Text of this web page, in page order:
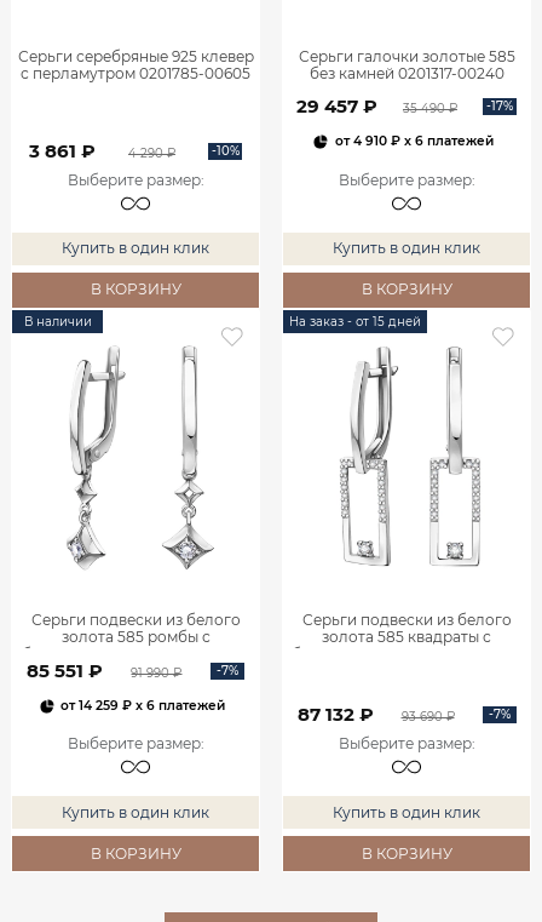
Серьги серебряные 925 клевер
с перламутром 0201785-00605
3 861 ₽ 4 290 ₽ -10%
Выберите размер:
Купить в один клик
В КОРЗИНУ
Серьги галочки золотые 585
без камней 0201317-00240
29 457 ₽ 35 490 ₽ -17%
от4 910 ₽x 6 платежей
Выберите размер:
Купить в один клик
В КОРЗИНУ
В наличии
Серьги подвески из белого
золота 585 ромбы с
бриллиантами 0201935-00002
85 551 ₽ 91 990 ₽ -7%
от14 259 ₽ x 6 платежей
Выберите размер:
Купить в один клик
В КОРЗИНУ
На заказ - от 15 дней
Серьги подвески из белого
золота 585 квадраты с
бриллиантами 0201940-00002
87 132 ₽ 93 690 ₽ -7%
Выберите размер:
Купить в один клик
В КОРЗИНУ